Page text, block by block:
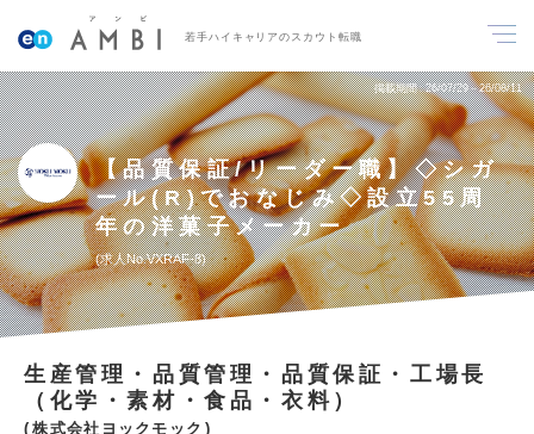
若手ハイキャリアのスカウト転職
掲載期間 26/07/29～26/08/11
【品質保証/リーダー職】◇シガ
ール(R)でおなじみ◇設立55周
年の洋菓子メーカー
求人No.VXRAF-8
生産管理・品質管理・品質保証・工場長
（化学・素材・食品・衣料）
株式会社ヨックモック